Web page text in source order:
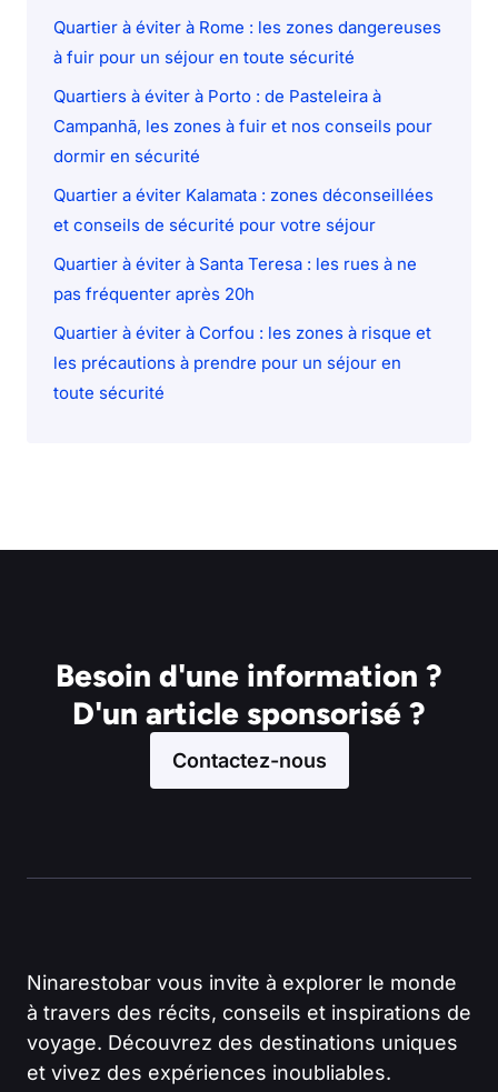
Quartier à éviter à Rome : les zones dangereuses
à fuir pour un séjour en toute sécurité
Quartiers à éviter à Porto : de Pasteleira à
Campanhã, les zones à fuir et nos conseils pour
dormir en sécurité
Quartier a éviter Kalamata : zones déconseillées
et conseils de sécurité pour votre séjour
Quartier à éviter à Santa Teresa : les rues à ne
pas fréquenter après 20h
Quartier à éviter à Corfou : les zones à risque et
les précautions à prendre pour un séjour en
toute sécurité
Besoin d'une information ?
D'un article sponsorisé ?
Contactez-nous
Ninarestobar vous invite à explorer le monde
à travers des récits, conseils et inspirations de
voyage. Découvrez des destinations uniques
et vivez des expériences inoubliables.